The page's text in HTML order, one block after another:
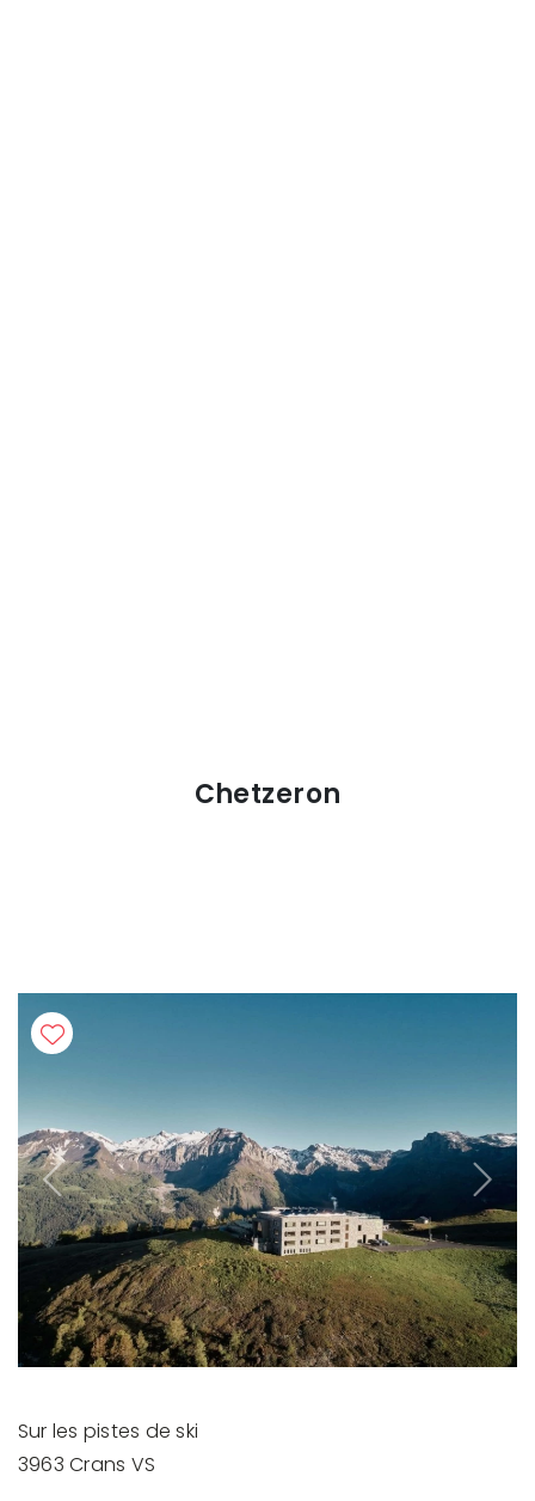
Chetzeron
Previous Next
Sur les pistes de ski
3963 Crans VS